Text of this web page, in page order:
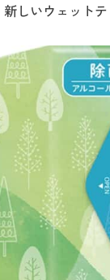
しいウェット